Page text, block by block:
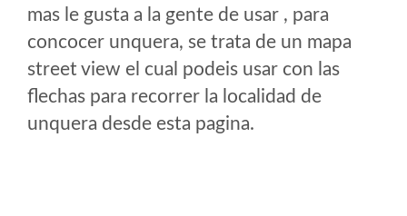
mas le gusta a la gente de usar , para
concocer unquera, se trata de un mapa
street view el cual podeis usar con las
flechas para recorrer la localidad de
unquera desde esta pagina.